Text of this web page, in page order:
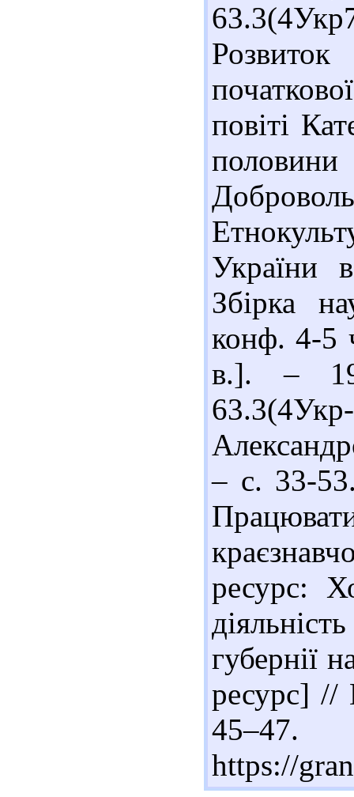
повіті
України
Збірка
конф. 4-5
в.]. –
– с. 33-
ресурс:
губернії
ресурс]
https://